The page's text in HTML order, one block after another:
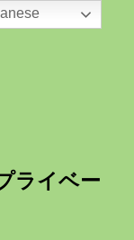
ライベー